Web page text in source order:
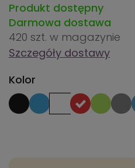
Produkt dostępny
Darmowa dostawa
420 szt. w magazynie
Szczegóły dostawy
Kolor